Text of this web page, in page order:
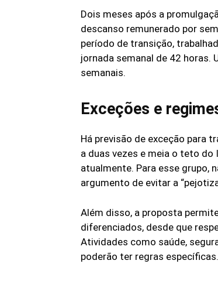
Dois meses após a
descanso remunerado por
período de transição,
jornada semanal de 42 horas.
semanais.
Exceções e
Há previsão de exceção para
a duas vezes e meia o teto do
atualmente. Para esse grupo,
argumento de evitar a
Além disso, a proposta
diferenciados, desde que
Atividades como saúde,
poderão ter regras específicas.